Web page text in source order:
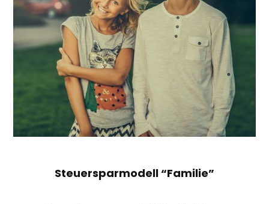
Steuersparmodell “Familie”